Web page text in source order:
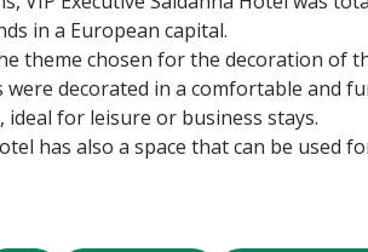
in a European capital.
theme chosen for the decoration of
were decorated in a comfortable and
ideal for leisure or business stays.
has also a space that can be used